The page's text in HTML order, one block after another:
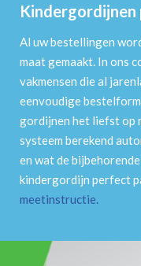
Al uw bestellingen
maat gemaakt. In ons
vakmensen die al
eenvoudige
gordijnen het liefst op
systeem berekend
en wat de
kindergordijn perfect
meetinstructie.